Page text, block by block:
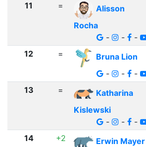
11 =
Alisson
Rocha
-
- -
12 =
Bruna Lion
-
- -
13 =
Katharina
Kislewski
-
- -
14 +2
Erwin Mayer